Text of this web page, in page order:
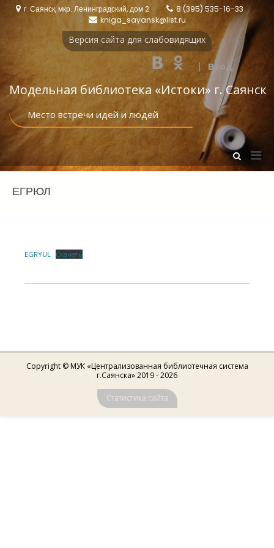
Перейтиг. Саянск, мкр. Ленинградский, дом 2
8 (395) 535-16-33
kniga_sayansk@list.ru
Версия сайта для слабовидящих
| Вход
Модельная библиотека «Истоки‎» г. Саянск
Место встречи идей и людей
Показать
форму
ЕГРЮЛ
EGRYUL Скачать
Copyright © МУК «Централизованная библиотечная система
г.Саянска» 2019 - 2026
Статистика сайта